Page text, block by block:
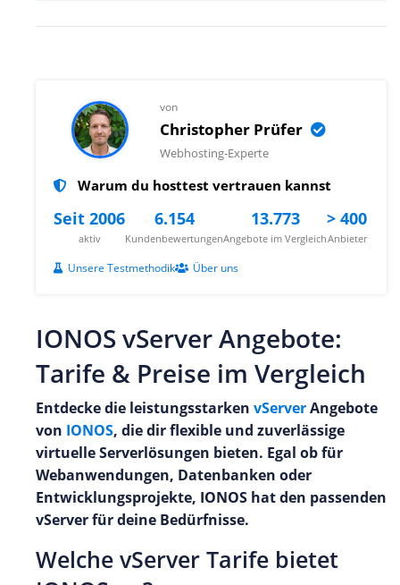
von
Christopher Prüfer
Webhosting-Experte
Warum du hosttest vertrauen kannst
Seit 2006
aktiv
6.154
Kundenbewertungen
13.773
Angebote im Vergleich
> 400
Anbieter
Unsere Testmethodik Über uns
IONOS vServer Angebote:
Tarife & Preise im Vergleich
Entdecke die leistungsstarken vServerAngebote
von IONOS, die dir flexible und zuverlässige
virtuelle Serverlösungen bieten. Egal ob für
Webanwendungen, Datenbanken oder
Entwicklungsprojekte, IONOS hat den passenden
vServer für deine Bedürfnisse.
Welche vServer Tarife bietet